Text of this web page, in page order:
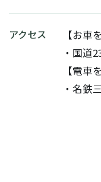
アクセス
【お車
・国道
【電車
・名鉄